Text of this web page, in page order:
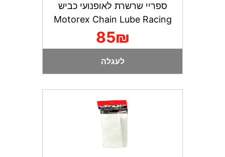
ספריי שרשרת לאופנועי כביש
Motorex Chain Lube Racing
85₪
לעגלה